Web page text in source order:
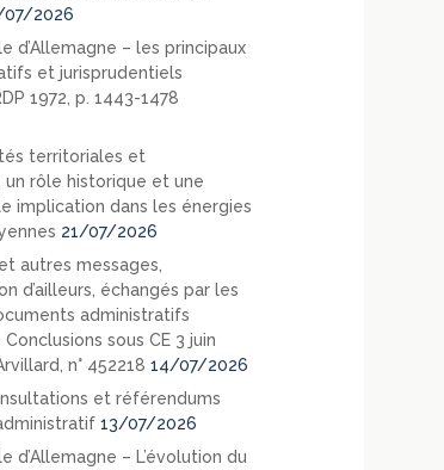
07/2026
d’Allemagne – les principaux
et jurisprudentiels
1972, p. 1443-1478
territoriales et
rôle historique et une
implication dans les énergies
21/07/2026
autres messages,
d’ailleurs, échangés par les
administratifs
sous CE 3 juin
n° 452218 14/07/2026
et référendums
13/07/2026
d’Allemagne – L’évolution du